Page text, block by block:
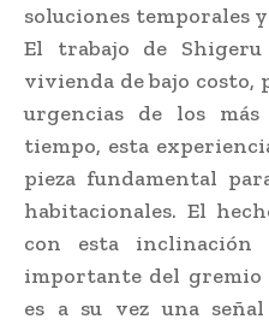
soluciones temporales
El trabajo de
vivienda de bajo costo,
urgencias de los más
tiempo, esta
pieza fundamental
habitacionales. El
con esta inclinación
importante del gremio
es a su vez una señal